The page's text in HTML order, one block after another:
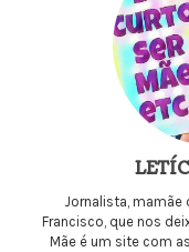
Jornalista, mamãe
Francisco, que nos
Mãe é um site com